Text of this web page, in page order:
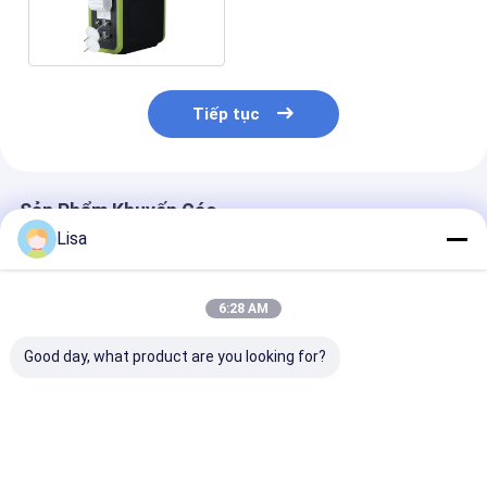
Tiếp tục
Sản Phẩm Khuyến Cáo
Lisa
6:28 AM
Good day, what product are you looking for?